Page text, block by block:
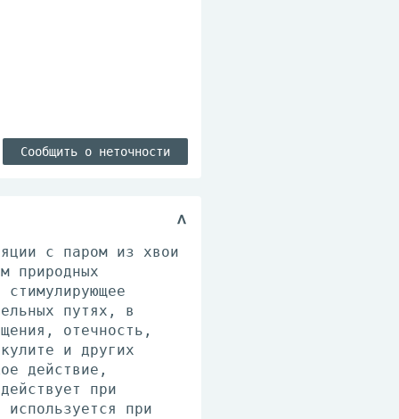
Сообщить о неточности
с паром из хвои
природных
путях, в
отечность,
и других
действие,
при
при